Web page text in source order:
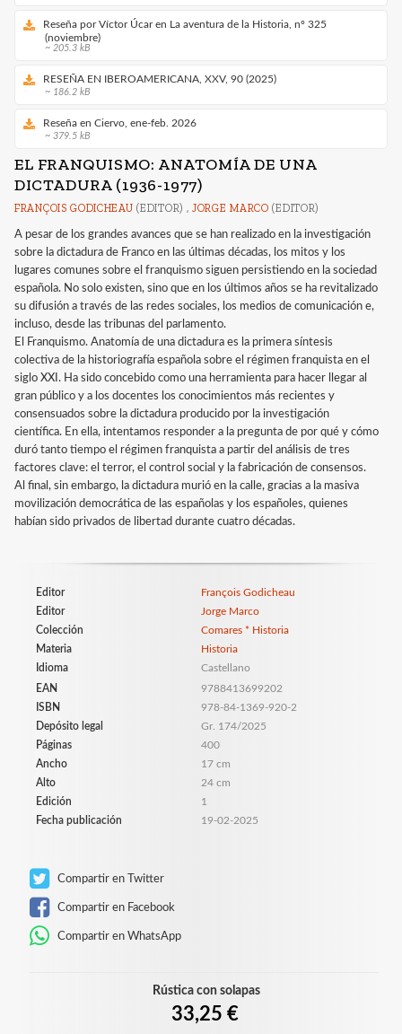
Reseña por Víctor Úcar en La aventura de la Historia, nº 325
(noviembre)
~ 205.3 kB
RESEÑA EN IBEROAMERICANA, XXV, 90 (2025)
~ 186.2 kB
Reseña en Ciervo, ene-feb. 2026
~ 379.5 kB
EL FRANQUISMO: ANATOMÍA DE UNA
DICTADURA (1936-1977)
FRANÇOIS GODICHEAU (EDITOR) ,JORGE MARCO (EDITOR)
A pesar de los grandes avances que se han realizado en la investigación
sobre la dictadura de Franco en las últimas décadas, los mitos y los
lugares comunes sobre el franquismo siguen persistiendo en la sociedad
española. No solo existen, sino que en los últimos años se ha revitalizado
su difusión a través de las redes sociales, los medios de comunicación e,
incluso, desde las tribunas del parlamento.
El Franquismo. Anatomía de una dictadura es la primera síntesis
colectiva de la historiografía española sobre el régimen franquista en el
siglo XXI. Ha sido concebido como una herramienta para hacer llegar al
gran público y a los docentes los conocimientos más recientes y
consensuados sobre la dictadura producido por la investigación
científica. En ella, intentamos responder a la pregunta de por qué y cómo
duró tanto tiempo el régimen franquista a partir del análisis de tres
factores clave: el terror, el control social y la fabricación de consensos.
Al final, sin embargo, la dictadura murió en la calle, gracias a la masiva
movilización democrática de las españolas y los españoles, quienes
habían sido privados de libertad durante cuatro décadas.
Editor
François Godicheau
Editor
Jorge Marco
Colección
Comares * Historia
Materia
Historia
Idioma
Castellano
EAN
9788413699202
ISBN
978-84-1369-920-2
Depósito legal
Gr. 174/2025
Páginas
400
Ancho
17 cm
Alto
24 cm
Edición
1
Fecha publicación
19-02-2025
Compartir en Twitter
Compartir en Facebook
Compartir en WhatsApp
Rústica con solapas
33,25 €